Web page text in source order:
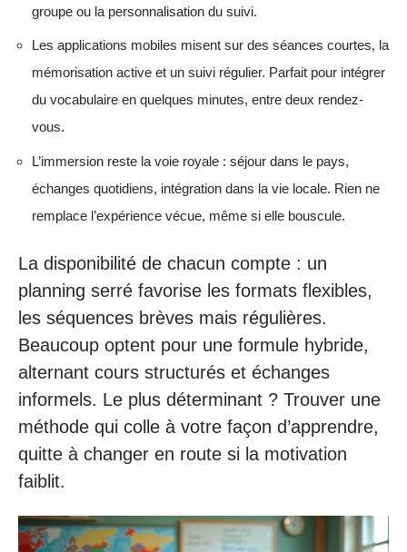
groupe ou la personnalisation du suivi.
Les applications mobiles misent sur des séances courtes, la
mémorisation active et un suivi régulier. Parfait pour intégrer
du vocabulaire en quelques minutes, entre deux rendez-
vous.
L’immersion reste la voie royale : séjour dans le pays,
échanges quotidiens, intégration dans la vie locale. Rien ne
remplace l’expérience vécue, même si elle bouscule.
La disponibilité de chacun compte : un
planning serré favorise les formats flexibles,
les séquences brèves mais régulières.
Beaucoup optent pour une formule hybride,
alternant cours structurés et échanges
informels. Le plus déterminant ? Trouver une
méthode qui colle à votre façon d’apprendre,
quitte à changer en route si la motivation
faiblit.